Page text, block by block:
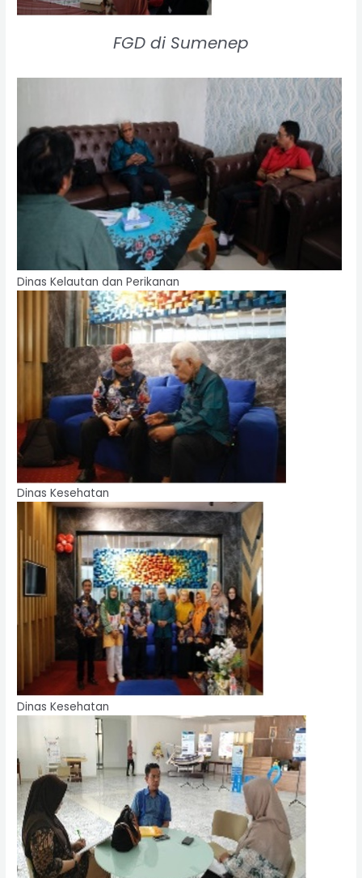
FGD di Sumenep
Dinas Kelautan dan Perikanan
Dinas Kesehatan
Dinas Kesehatan